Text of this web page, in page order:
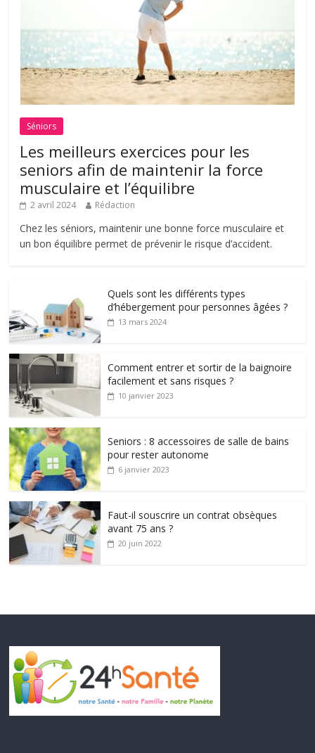
Séniors
Les meilleurs exercices pour les
seniors afin de maintenir la force
musculaire et l’équilibre
2 avril 2024 Rédaction
Chez les séniors, maintenir une bonne force musculaire et
un bon équilibre permet de prévenir le risque d’accident.
Quels sont les différents types
d’hébergement pour personnes âgées ?
13 mars 2024
Comment entrer et sortir de la baignoire
facilement et sans risques ?
10 janvier 2023
Seniors : 8 accessoires de salle de bains
pour rester autonome
6 janvier 2023
Faut-il souscrire un contrat obsèques
avant 75 ans ?
20 juin 2022